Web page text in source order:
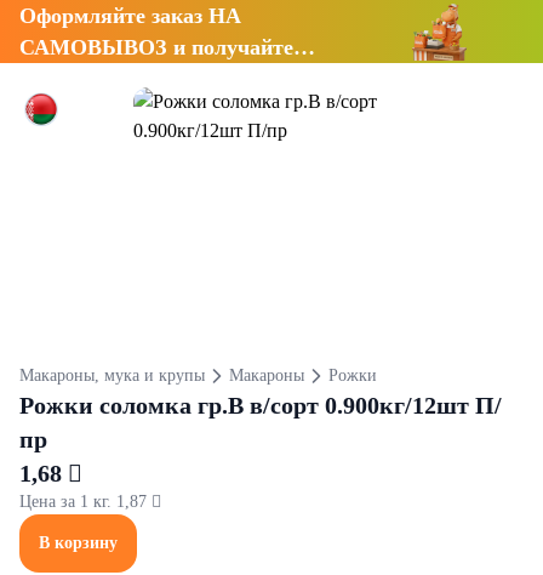
Оформляйте заказ НА
САМОВЫВОЗ и получайте
Макароны, мука и крупы Макароны Рожки
Рожки соломка гр.В в/сорт 0.900кг/12шт П/
пр
1,68 
Цена за 1 кг. 1,87 
В корзину